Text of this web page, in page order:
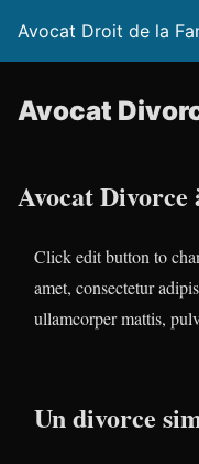
Avocat Droit de la
Avocat
Avocat Divorce
Click edit button to
amet, consectetur
ullamcorper mattis,
Un divorce